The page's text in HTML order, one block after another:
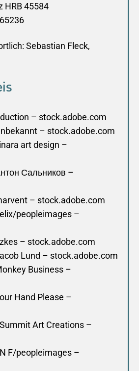
HRB 45584
Sebastian Fleck,
– stock.adobe.com
– stock.adobe.com
art design –
Сальников –
– stock.adobe.com
peopleimages –
– stock.adobe.com
Lund – stock.adobe.com
Business –
Hand Please –
Art Creations –
F/peopleimages –